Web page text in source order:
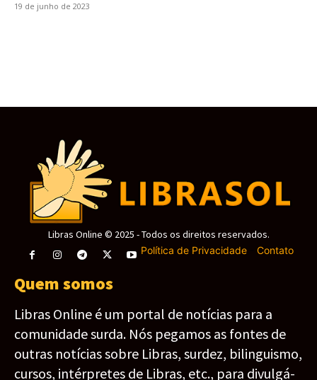
19 de junho de 2023
Libras Online © 2025 - Todos os direitos reservados.
Política de Privacidade- Contato
Quem somos
Libras Online é um portal de notícias para a
comunidade surda. Nós pegamos as fontes de
outras notícias sobre Libras, surdez, bilinguismo,
cursos, intérpretes de Libras, etc., para divulgá-